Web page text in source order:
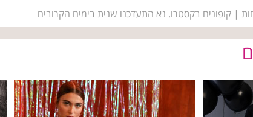
| קופונים בקסטרו. נא התעדכנו שנית בימים הקרובים